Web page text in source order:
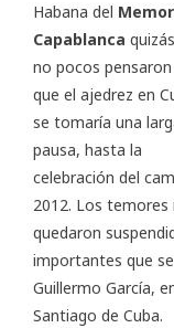
Habana del
Capablanca quizás
no pocos pensaron
que el ajedrez en
se tomaría una
pausa, hasta la
celebración del
2012. Los temores
quedaron
importantes que
Guillermo García,
Santiago de Cuba.